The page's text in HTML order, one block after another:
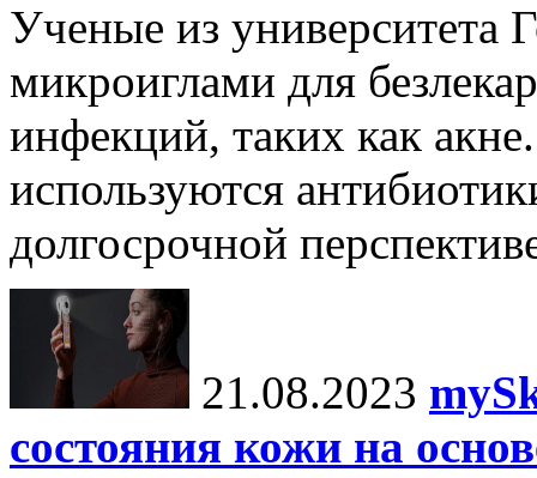
Ученые из университета
микроиглами для
инфекций, таких как
используются
долгосрочной
21.08.2023
состояния кожи на